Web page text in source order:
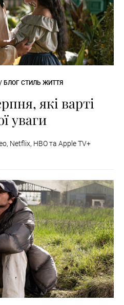
БЛОГ СТИЛЬ ЖИТТЯ
які варті
уваги
Netflix, HBO та Apple TV+